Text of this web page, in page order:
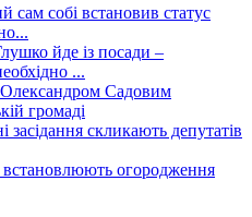
сам собі встановив статус
йде із посади –
...
Олександром Садовим
громаді
засідання скликають депутатів
огородження